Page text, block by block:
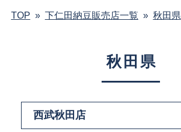
TOP » 下仁田納豆販売店一覧 » 秋田県
秋田県
西武秋田店